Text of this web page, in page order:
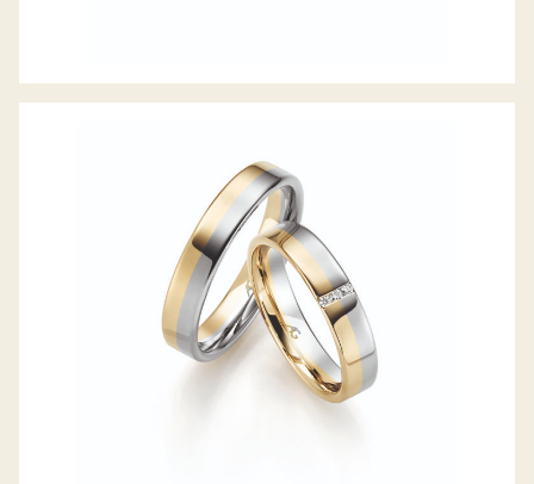
GERSTNER TRAURINGE